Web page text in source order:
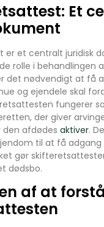
Et
er et centralt juridisk
rolle i behandlingen
det nødvendigt at få
og ejendele skal
fungerer
der giver
den afdødes aktiver.
til at få adgang
gør
dødsbo.
af at forstå